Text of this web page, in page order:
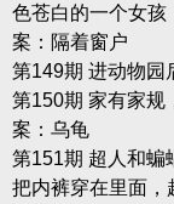
色苍白的一个女孩
案：隔着窗户
第149期 进动物园
第150期 家有家规
案：乌龟
第151期 超人和蝙
把内裤穿在里面，